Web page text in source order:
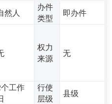
然人
办件
类型
即办件
权力
来源
无
工作
行使
层级
县级